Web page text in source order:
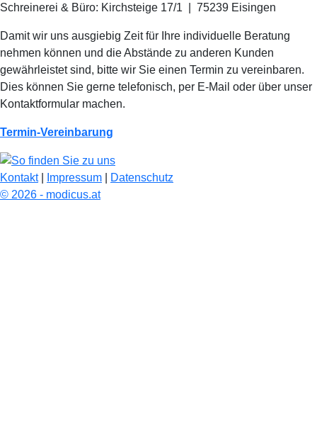
Schreinerei & Büro: Kirchsteige 17/1 75239 Eisingen
Damit wir uns ausgiebig Zeit für Ihre individuelle Beratung
nehmen können und die Abstände zu anderen Kunden
gewährleistet sind, bitte wir Sie einen Termin zu vereinbaren.
Dies können Sie gerne telefonisch, per E-Mail oder über unser
Kontaktformular machen.
Termin-Vereinbarung
Kontakt| Impressum
Datenschutz
© 2026 - modicus.at